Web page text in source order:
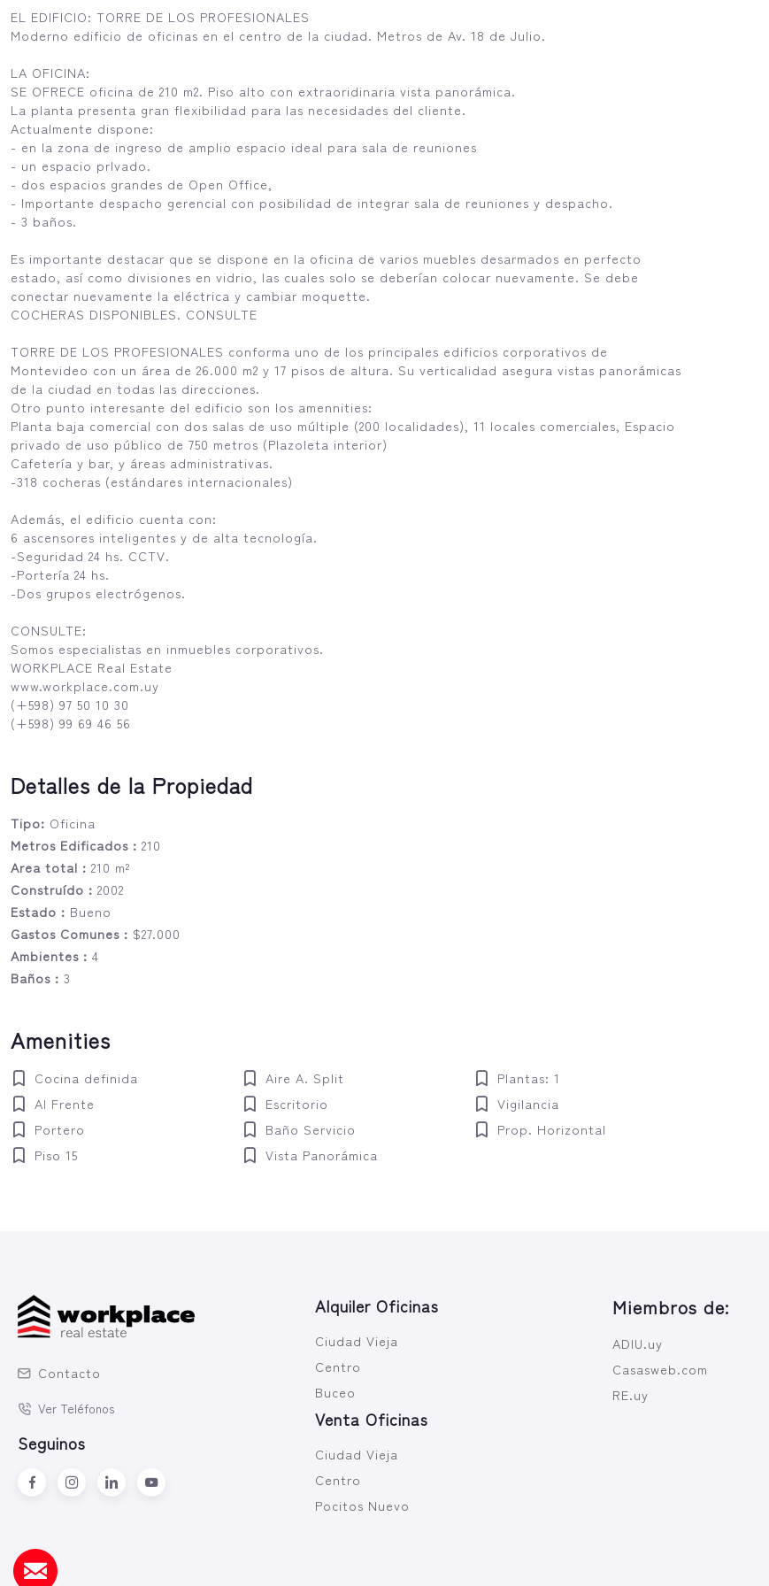
EL EDIFICIO: TORRE DE LOS PROFESIONALES
Moderno edificio de oficinas en el centro de la ciudad. Metros de Av. 18 de Julio.
LA OFICINA:
SE OFRECE oficina de 210 m2. Piso alto con extraoridinaria vista panorámica.
La planta presenta gran flexibilidad para las necesidades del cliente.
Actualmente dispone:
- en la zona de ingreso de amplio espacio ideal para sala de reuniones
- un espacio prIvado.
- dos espacios grandes de Open Office,
- Importante despacho gerencial con posibilidad de integrar sala de reuniones y despacho.
- 3 baños.
Es importante destacar que se dispone en la oficina de varios muebles desarmados en perfecto
estado, así como divisiones en vidrio, las cuales solo se deberían colocar nuevamente. Se debe
conectar nuevamente la eléctrica y cambiar moquette.
COCHERAS DISPONIBLES. CONSULTE
TORRE DE LOS PROFESIONALES conforma uno de los principales edificios corporativos de
Montevideo con un área de 26.000 m2 y 17 pisos de altura. Su verticalidad asegura vistas panorámicas
de la ciudad en todas las direcciones.
Otro punto interesante del edificio son los amennities:
Planta baja comercial con dos salas de uso múltiple (200 localidades), 11 locales comerciales, Espacio
privado de uso público de 750 metros (Plazoleta interior)
Cafetería y bar, y áreas administrativas.
-318 cocheras (estándares internacionales)
Además, el edificio cuenta con:
6 ascensores inteligentes y de alta tecnología.
-Seguridad 24 hs. CCTV.
-Portería 24 hs.
-Dos grupos electrógenos.
CONSULTE:
Somos especialistas en inmuebles corporativos.
WORKPLACE Real Estate
www.workplace.com.uy
(+598) 97 50 10 30
(+598) 99 69 46 56
Detalles de la Propiedad
Tipo: Oficina
Metros Edificados : 210
Area total : 210 m²
Construído : 2002
Estado : Bueno
Gastos Comunes : $27.000
Ambientes : 4
Baños : 3
Amenities
Cocina definida Aire A. Split
Plantas: 1
Al Frente
Escritorio
Vigilancia
Portero
Baño Servicio
Prop. Horizontal
Piso 15
Vista Panorámica
Contacto
Ver Teléfonos
Seguinos
Alquiler Oficinas
Ciudad Vieja
Centro
Buceo
Venta Oficinas
Ciudad Vieja
Centro
Pocitos Nuevo
Miembros de:
ADIU.uy
Casasweb.com
RE.uy